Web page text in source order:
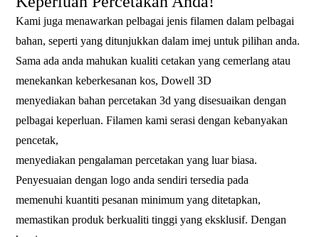
Kami juga menawarkan pelbagai jenis filamen dalam pelbagai
bahan, seperti yang ditunjukkan dalam imej untuk pilihan anda.
Sama ada anda mahukan kualiti cetakan yang cemerlang atau
menekankan keberkesanan kos, Dowell 3D
menyediakan bahan percetakan 3d yang disesuaikan dengan
pelbagai keperluan. Filamen kami serasi dengan kebanyakan
pencetak,
menyediakan pengalaman percetakan yang luar biasa.
Penyesuaian dengan logo anda sendiri tersedia pada
memenuhi kuantiti pesanan minimum yang ditetapkan,
memastikan produk berkualiti tinggi yang eksklusif. Dengan